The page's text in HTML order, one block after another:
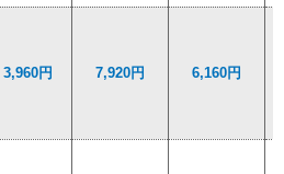
3,960円 7,920円 6,160円
3,960円 7,920円 6,160円